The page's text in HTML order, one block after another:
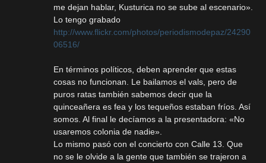
me dejan hablar, Kusturica no se sube al escenario».
Lo tengo grabado
http://www.flickr.com/photos/periodismodepaz/24290
06516/
En términos políticos, deben aprender que estas
cosas no funcionan. Le bailamos el vals, pero de
puros ratas también sabemos decir que la
quinceañera es fea y los tequeños estaban fríos. Así
somos. Al final le decíamos a la presentadora: «No
usaremos colonia de nadie».
Lo mismo pasó con el concierto con Calle 13. Que
no se le olvide a la gente que también se trajeron a